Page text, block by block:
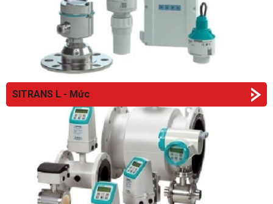
SITRANS L - Mức